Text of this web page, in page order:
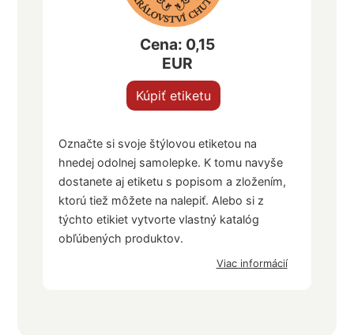
Cena: 0,15
EUR
Kúpiť etiketu
Označte si svoje štýlovou etiketou na
hnedej odolnej samolepke. K tomu navyše
dostanete aj etiketu s popisom a zložením,
ktorú tiež môžete na nalepiť. Alebo si z
týchto etikiet vytvorte vlastný katalóg
obľúbených produktov.
Viac informácií